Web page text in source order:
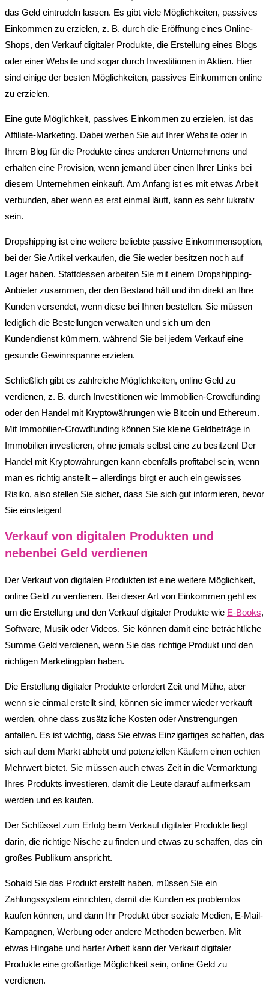
das Geld eintrudeln lassen. Es gibt viele Möglichkeiten, passives
Einkommen zu erzielen, z. B. durch die Eröffnung eines Online-
Shops, den Verkauf digitaler Produkte, die Erstellung eines Blogs
oder einer Website und sogar durch Investitionen in Aktien. Hier
sind einige der besten Möglichkeiten, passives Einkommen online
zu erzielen.
Eine gute Möglichkeit, passives Einkommen zu erzielen, ist das
Affiliate-Marketing. Dabei werben Sie auf Ihrer Website oder in
Ihrem Blog für die Produkte eines anderen Unternehmens und
erhalten eine Provision, wenn jemand über einen Ihrer Links bei
diesem Unternehmen einkauft. Am Anfang ist es mit etwas Arbeit
verbunden, aber wenn es erst einmal läuft, kann es sehr lukrativ
sein.
Dropshipping ist eine weitere beliebte passive Einkommensoption,
bei der Sie Artikel verkaufen, die Sie weder besitzen noch auf
Lager haben. Stattdessen arbeiten Sie mit einem Dropshipping-
Anbieter zusammen, der den Bestand hält und ihn direkt an Ihre
Kunden versendet, wenn diese bei Ihnen bestellen. Sie müssen
lediglich die Bestellungen verwalten und sich um den
Kundendienst kümmern, während Sie bei jedem Verkauf eine
gesunde Gewinnspanne erzielen.
Schließlich gibt es zahlreiche Möglichkeiten, online Geld zu
verdienen, z. B. durch Investitionen wie Immobilien-Crowdfunding
oder den Handel mit Kryptowährungen wie Bitcoin und Ethereum.
Mit Immobilien-Crowdfunding können Sie kleine Geldbeträge in
Immobilien investieren, ohne jemals selbst eine zu besitzen! Der
Handel mit Kryptowährungen kann ebenfalls profitabel sein, wenn
man es richtig anstellt – allerdings birgt er auch ein gewisses
Risiko, also stellen Sie sicher, dass Sie sich gut informieren, bevor
Sie einsteigen!
Verkauf von digitalen Produkten und
nebenbei Geld verdienen
Der Verkauf von digitalen Produkten ist eine weitere Möglichkeit,
online Geld zu verdienen. Bei dieser Art von Einkommen geht es
um die Erstellung und den Verkauf digitaler Produkte wie E-Books,
Software, Musik oder Videos. Sie können damit eine beträchtliche
Summe Geld verdienen, wenn Sie das richtige Produkt und den
richtigen Marketingplan haben.
Die Erstellung digitaler Produkte erfordert Zeit und Mühe, aber
wenn sie einmal erstellt sind, können sie immer wieder verkauft
werden, ohne dass zusätzliche Kosten oder Anstrengungen
anfallen. Es ist wichtig, dass Sie etwas Einzigartiges schaffen, das
sich auf dem Markt abhebt und potenziellen Käufern einen echten
Mehrwert bietet. Sie müssen auch etwas Zeit in die Vermarktung
Ihres Produkts investieren, damit die Leute darauf aufmerksam
werden und es kaufen.
Der Schlüssel zum Erfolg beim Verkauf digitaler Produkte liegt
darin, die richtige Nische zu finden und etwas zu schaffen, das ein
großes Publikum anspricht.
Sobald Sie das Produkt erstellt haben, müssen Sie ein
Zahlungssystem einrichten, damit die Kunden es problemlos
kaufen können, und dann Ihr Produkt über soziale Medien, E-Mail-
Kampagnen, Werbung oder andere Methoden bewerben. Mit
etwas Hingabe und harter Arbeit kann der Verkauf digitaler
Produkte eine großartige Möglichkeit sein, online Geld zu
verdienen.